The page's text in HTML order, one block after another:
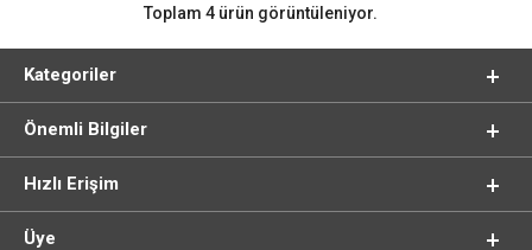
Toplam 4 ürün görüntüleniyor.
Kategoriler
Önemli Bilgiler
Hızlı Erişim
Üye